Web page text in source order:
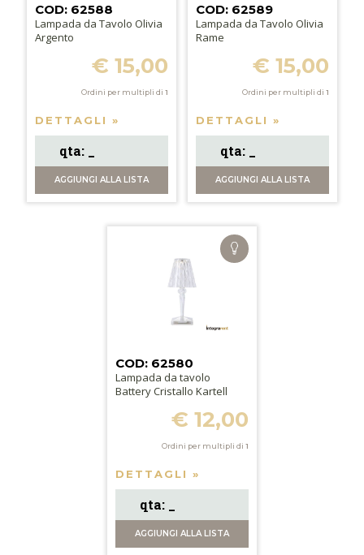
COD: 62588
Lampada da Tavolo Olivia
Argento
€ 15,00
Ordini per multipli di 1
DETTAGLI »
AGGIUNGIALLA LISTA
COD: 62589
Lampada da Tavolo Olivia
Rame
€ 15,00
Ordini per multipli di 1
DETTAGLI »
AGGIUNGI ALLA LISTA
COD: 62580
Lampada da tavolo
Battery Cristallo Kartell
€ 12,00
Ordini per multipli di 1
DETTAGLI »
AGGIUNGI ALLA LISTA